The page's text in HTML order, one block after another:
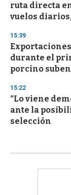
ruta directa
vuelos
15:39
Exportaciones
durante el
porcino
15:22
“Lo viene
ante la
selección